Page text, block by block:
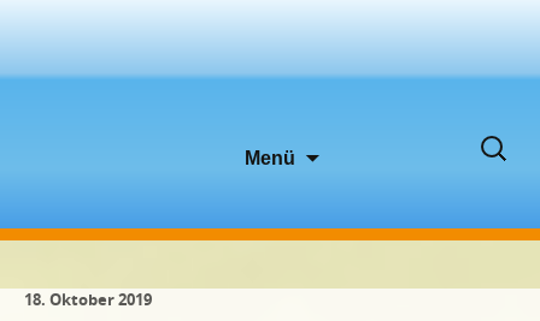
Menü
Suchen
18. Oktober 2019